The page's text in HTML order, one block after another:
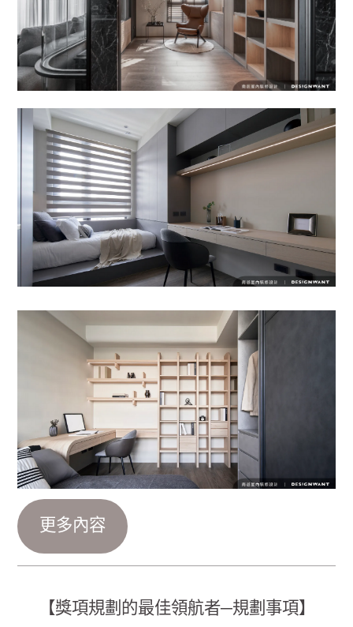
更多內容
【獎項規劃的最佳領航者─規劃事項】